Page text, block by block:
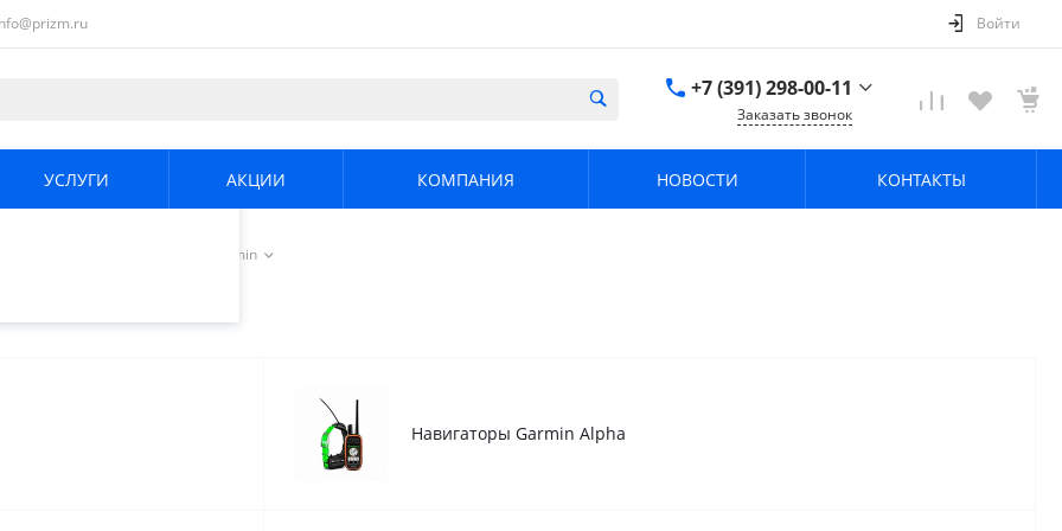
и
Продолжая
использования.
.
Войти
+7 (391) 298-00-11
г. Красноярск, пер.
Заказать звонок
УСЛУГИ АКЦИИ КОМПАНИЯ НОВОСТИ КОНТАКТЫ
GPS-ошейники Garmin
Навигаторы Garmin Alpha